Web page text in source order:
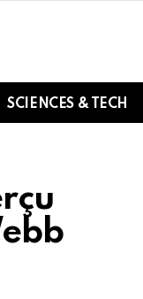
SCIENCES & TECH